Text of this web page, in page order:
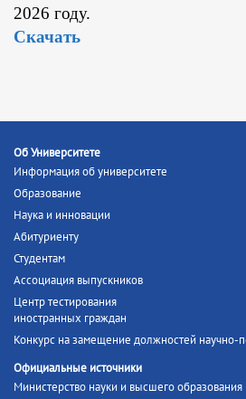
2026 году.
Скачать
Об Университете
Информация об университете
Образование
Наука и инновации
Абитуриенту
Студентам
Ассоциация выпускников
Центр тестирования
иностранных граждан
Конкурс на замещение должностей научно-
Официальные источники
Министерство науки и высшего